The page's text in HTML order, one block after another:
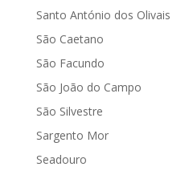
Santo António dos Olivais
São Caetano
São Facundo
São João do Campo
São Silvestre
Sargento Mor
Seadouro